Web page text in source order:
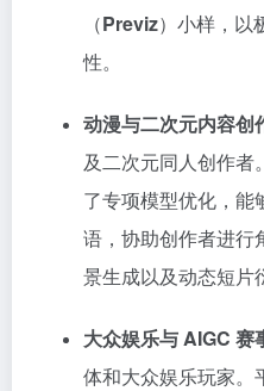
（Previz）小样，以
性。
动漫与二次元内容创
及二次元同人创作者
了专项模型优化，能
语，协助创作者进行
景生成以及动态短片
大众娱乐与 AIGC 赛
体和大众娱乐玩家。